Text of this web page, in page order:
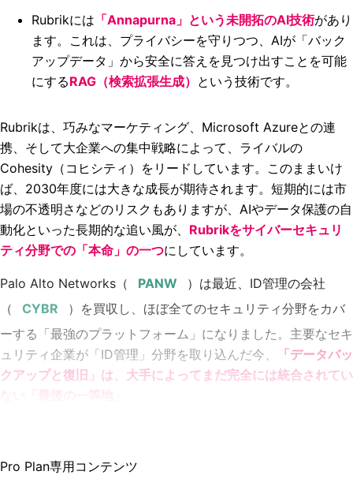
Rubrikには 「Annapurna」という未開拓のAI技術があり
ます。これは、プライバシーを守りつつ、AIが「バック
アップデータ」から安全に答えを見つけ出すことを可能
にするRAG（検索拡張生成） という技術です。
Rubrikは、巧みなマーケティング、Microsoft Azureとの連
携、そして大企業への集中戦略によって、ライバルの
Cohesity（コヒシティ）をリードしています。このままいけ
ば、2030年度には大きな成長が期待されます。短期的には市
場の不透明さなどのリスクもありますが、AIやデータ保護の自
動化といった長期的な追い風が、 Rubrikをサイバーセキュリ
ティ分野での「本命」の一つにしています。
Palo Alto Networks（
）は最近、ID管理の会社
（
）を買収し、ほぼ全てのセキュリティ分野をカバ
ーする「最強のプラットフォーム」になりました。主要なセキ
ュリティ企業が「ID管理」分野を取り込んだ今、
「データバッ
クアップと復旧」は、大手によってまだ完全には統合されてい
ない「最後の一等地」
Pro Plan専用コンテンツ